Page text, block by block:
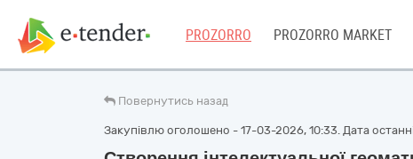
PROZORRO PROZORRO MARKET
Повернутись назад
Закупівлю оголошено - 17-03-2026, 10:33. Дата